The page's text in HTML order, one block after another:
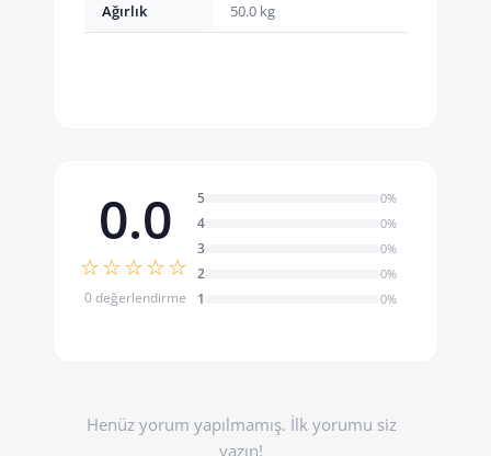
Ağırlık 50.0 kg
0.0
☆☆☆☆☆
0 değerlendirme
5 0%
4 0%
3 0%
2 0%
1 0%
Henüz yorum yapılmamış. İlk yorumu siz
yazın!